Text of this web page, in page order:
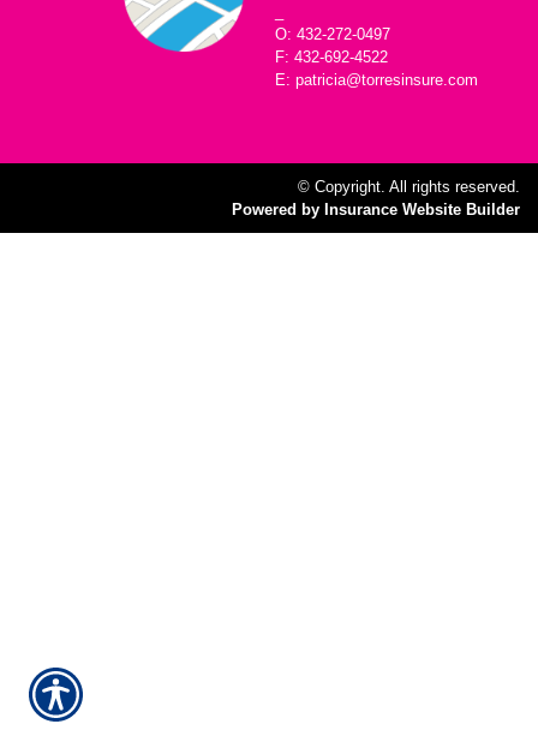
O: 432-272-0497
F: 432-692-4522
E: patricia@torresinsure.com
© Copyright. All rights reserved.
Powered by Insurance Website Builder